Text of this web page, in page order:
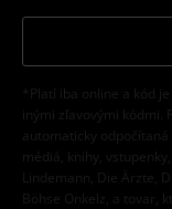
*Platí iba online a kód
inými zľavovými kódmi.
automaticky
médiá, knihy,
Lindemann, Die Ärzte,
Böhse Onkelz, a tovar,